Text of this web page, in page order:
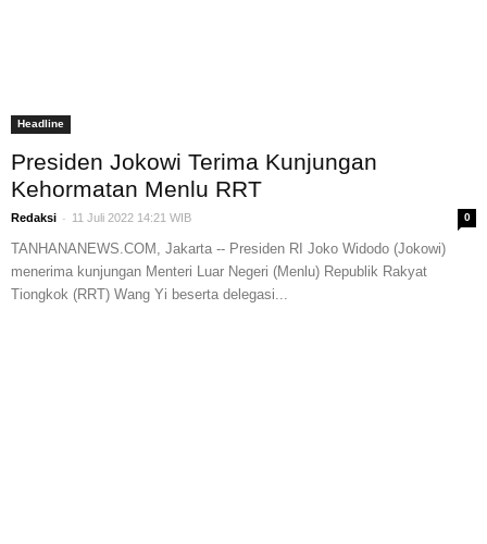
Headline
Presiden Jokowi Terima Kunjungan
Kehormatan Menlu RRT
Redaksi - 11 Juli 2022 14:21 WIB 0
TANHANANEWS.COM, Jakarta -- Presiden RI Joko Widodo (Jokowi)
menerima kunjungan Menteri Luar Negeri (Menlu) Republik Rakyat
Tiongkok (RRT) Wang Yi beserta delegasi...